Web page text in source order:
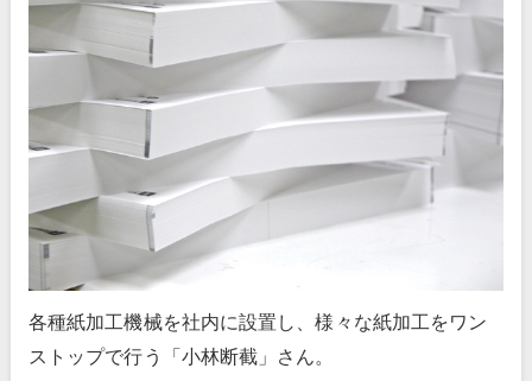
各種紙加工機械を社内に設置し、様々な紙加工をワン
ストップで行う「小林断截」さん。